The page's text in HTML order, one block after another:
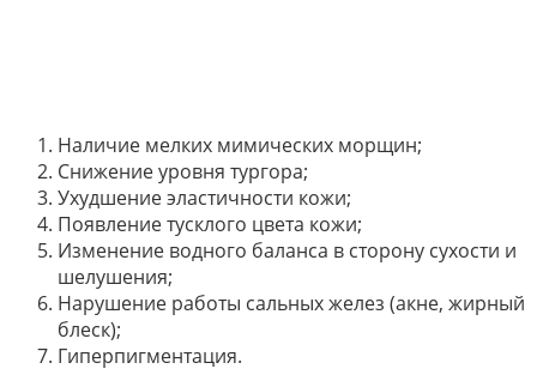
Наличие мелких мимических морщин;
Снижение уровня тургора;
Ухудшение эластичности кожи;
Появление тусклого цвета кожи;
Изменение водного баланса в сторону сухости и
шелушения;
Нарушение работы сальных желез (акне, жирный
блеск);
Гиперпигментация.